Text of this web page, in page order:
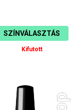
SZÍNVÁLASZTÁS
Kifutott